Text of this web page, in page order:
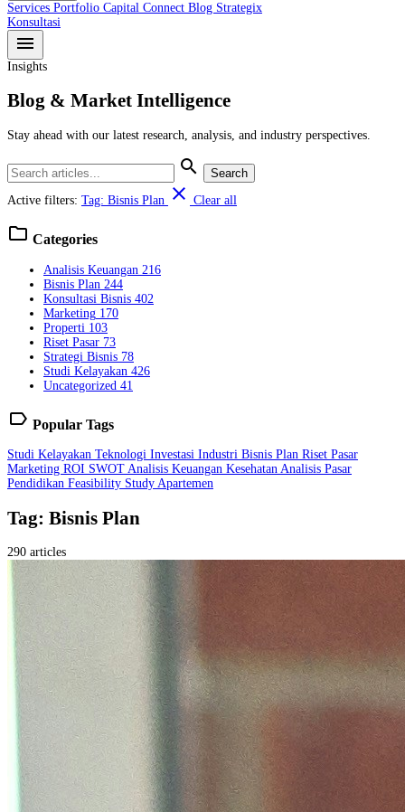
Services Portfolio Capital Connect Blog Strategix
Konsultasi
menu
Insights
Blog & Market Intelligence
Stay ahead with our latest research, analysis, and industry perspectives.
search
Search
Active filters: Tag: Bisnis Plan close Clear all
folder Categories
Analisis Keuangan 216
Bisnis Plan 244
Konsultasi Bisnis 402
Marketing 170
Properti 103
Riset Pasar 73
Strategi Bisnis 78
Studi Kelayakan 426
Uncategorized 41
label Popular Tags
Studi Kelayakan Teknologi Investasi Industri Bisnis Plan Riset Pasar
Marketing ROI SWOT Analisis Keuangan Kesehatan Analisis Pasar
Pendidikan Feasibility Study Apartemen
Tag: Bisnis Plan
290 articles